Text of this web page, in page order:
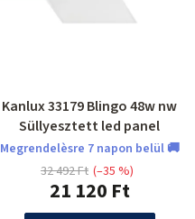
Kanlux 33179 Blingo 48w nw
Süllyesztett led panel
Megrendelèsre 7 napon belül 🚚
21 120 Ft
32 492 Ft (–35 %)